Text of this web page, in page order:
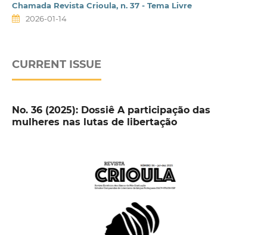
Chamada Revista Crioula, n. 37 - Tema Livre
2026-01-14
CURRENT ISSUE
No. 36 (2025): Dossiê A participação das
mulheres nas lutas de libertação